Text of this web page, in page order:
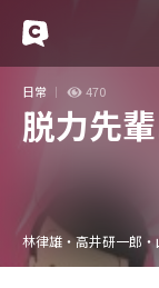
日常 470
脱力先
林律雄・高井研一郎